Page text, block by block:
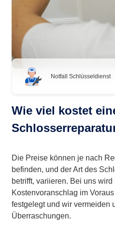
Notfall Schlüsseldienst
Wie viel kostet
Die Preise können je nach
befinden, und der Art des
betrifft, variieren. Bei uns
Kostenvoranschlag im
festgelegt und wir vermeiden
Überraschungen.